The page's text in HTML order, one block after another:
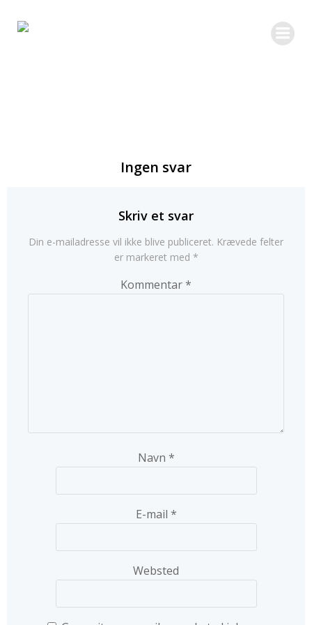
Ingen svar
Skriv et svar
Din e-mailadresse vil ikke blive publiceret. Krævede felter
er markeret med *
Kommentar*
Navn *
E-mail *
Websted